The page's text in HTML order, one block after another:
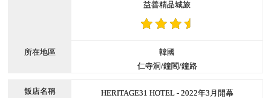
益善精品城旅
韓國
仁寺洞/鐘閣/鐘路
HERITAGE31 HOTEL - 2022年3月開幕